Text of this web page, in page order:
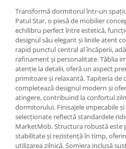
Transformă dormitorul într-un
Patul Star, o piesă de mobilier
echilibru perfect între estetică,
designul său elegant și liniile atent
rapid punctul central al încăperii,
rafinament și personalitate. Tăblia
atenție la detalii, oferă un aspect
primitoare și relaxantă. Tapițeria de
completează designul modern și
atingere, contribuind la confortul
dormitorului. Finisajele impecabile
selecționate reflectă standardele
MarketMob. Structura robustă este
stabilitate și rezistență în timp,
utilizarea zilnică. Somiera inclusă